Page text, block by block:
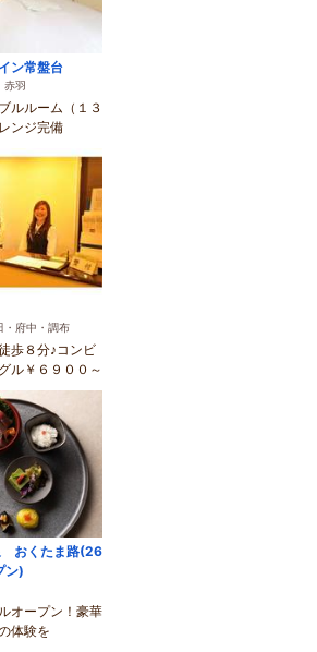
ン常盤台
赤羽
ルルーム（１３
ンジ完備
・府中・調布
歩８分♪コンビ
ル￥６９００～
おくたま路(26
ン)
オープン！豪華
体験を